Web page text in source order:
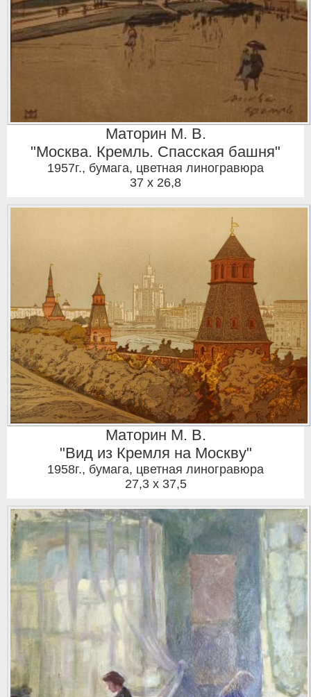
Маторин М. В.
"Москва. Кремль. Спасская башня"
1957г., бумага, цветная линогравюра
37 x 26,8
Маторин М. В.
"Вид из Кремля на Москву"
1958г., бумага, цветная линогравюра
27,3 x 37,5